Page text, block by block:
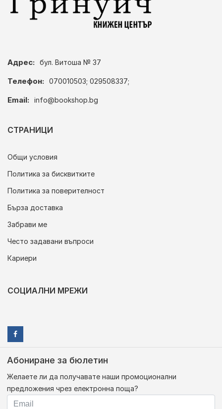
Адрес: бул. Витоша № 37
Телефон: 070010503; 029508337;
Email: info@bookshop.bg
СТРАНИЦИ
Общи условия
Политика за бисквитките
Политика за поверителност
Бърза доставка
Забрави ме
Често задавани въпроси
Кариери
СОЦИАЛНИ МРЕЖИ
Абониране за бюлетин
Желаете ли да получавате наши промоционални
предложения чрез електронна поща?